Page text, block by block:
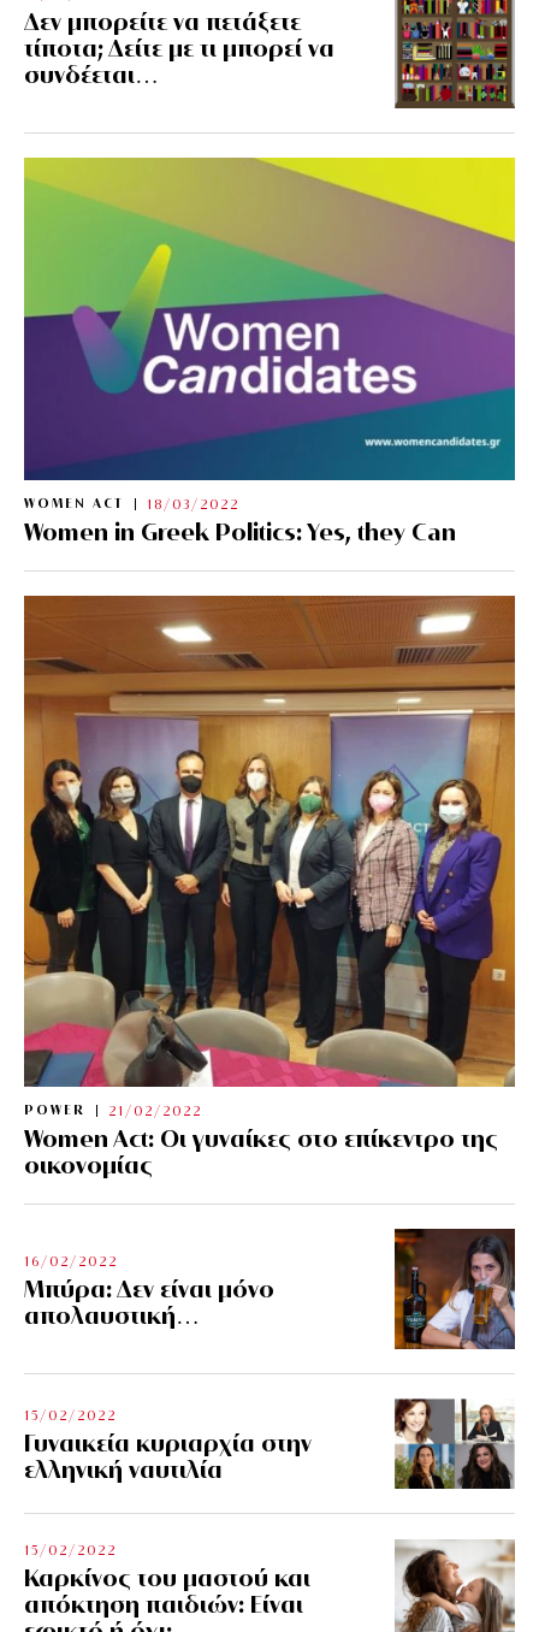
Δεν μπορείτε να πετάξετε
τίποτα; Δείτε με τι μπορεί να
συνδέεται…
WOMEN ACT 18/03/2022
Women in Greek Politics: Yes, they Can
POWER 21/02/2022
Women Act: Οι γυναίκες στο επίκεντρο της
οικονομίας
16/02/2022
Μπύρα: Δεν είναι μόνο
απολαυστική…
15/02/2022
Γυναικεία κυριαρχία στην
ελληνική ναυτιλία
15/02/2022
Καρκίνος του μαστού και
απόκτηση παιδιών: Είναι